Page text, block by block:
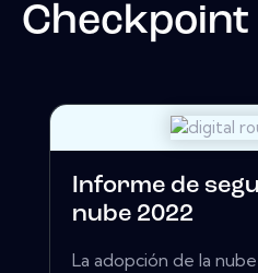
Checkpoint
Informe de
nube 2022
La adopción de la